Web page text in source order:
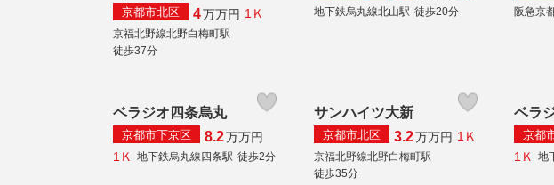
京都市北区 4万万円 1Ｋ
京福北野線北野白梅町駅
徒歩37分
地下鉄烏丸線北山駅 徒歩20分 阪急京
ベラジオ四条烏丸
京都市下京区 8.2万万円
1Ｋ
地下鉄烏丸線四条駅 徒歩2分
サンハイツ大新
京都市北区 3.2万万円 1Ｋ
京福北野線北野白梅町駅
徒歩35分
ベラ
京都
1Ｋ
地